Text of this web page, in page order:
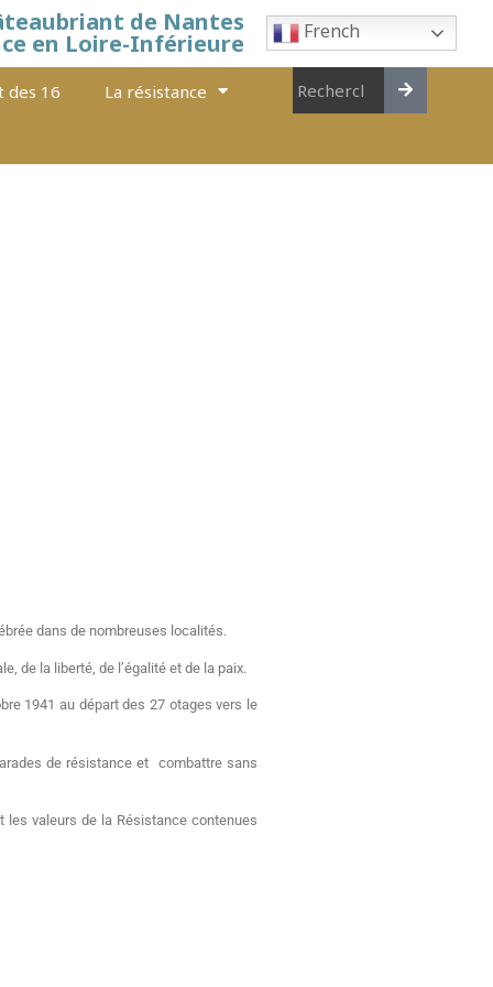
de Nantes
en Loire-Inférieure French
des 16 La résistance
dans de nombreuses localités.
de la liberté, de l’égalité et de la paix.
1941 au départ des 27 otages vers le
de résistance et combattre sans
les valeurs de la Résistance contenues